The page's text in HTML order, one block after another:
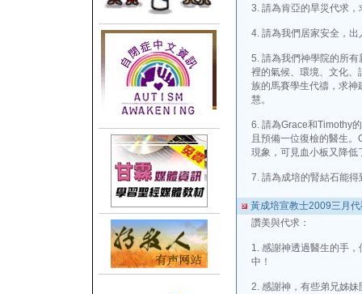
3. 請為肯亞的旱災代求
4. 請為我們居家安全，出
5. 請為我們神學院的所
裡的氣候、環境、文化、
族的馬賽學生代禱，求神
慧。
6. 請為Grace和Timothy
且預備一位復檢的醫生
現象，可見血小板又降低
7. 請為成培的腎結石能
黃成培宣教士2009三月
讚美與代求：
1. 感謝神透過醫生的手
中！
2. 感謝神，有些弟兄姊